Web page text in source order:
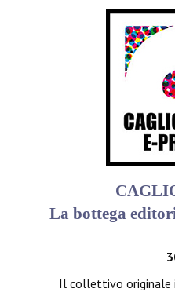
La bottega
Il collettivo originale